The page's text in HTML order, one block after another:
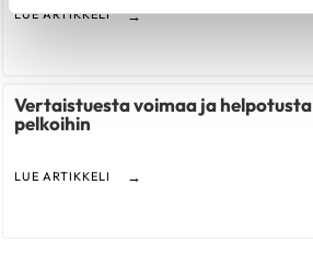
LUE ARTIKKELI
Vertaistuesta voimaa ja helpotusta
pelkoihin
LUE ARTIKKELI